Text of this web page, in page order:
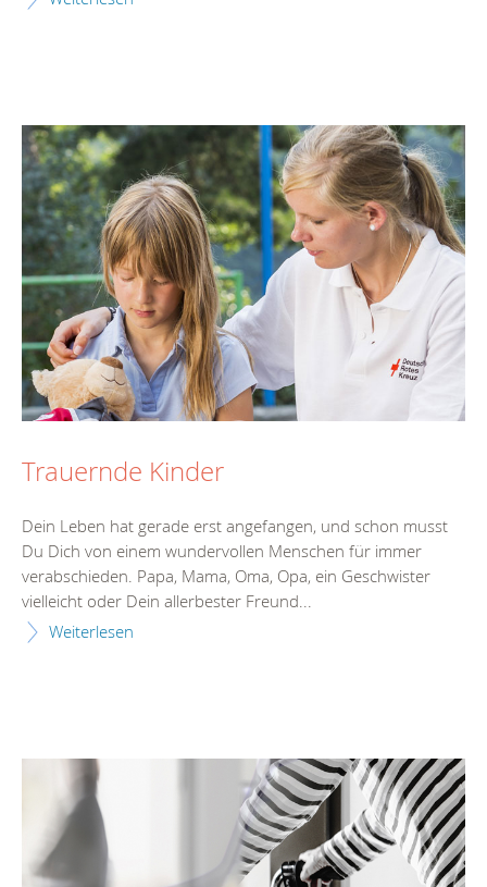
Trauernde Kinder
Dein Leben hat gerade erst angefangen, und schon musst
Du Dich von einem wundervollen Menschen für immer
verabschieden. Papa, Mama, Oma, Opa, ein Geschwister
vielleicht oder Dein allerbester Freund...
Weiterlesen